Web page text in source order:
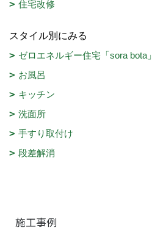
住宅改修
スタイル別にみる
ゼロエネルギー住宅「sora bota」
お風呂
キッチン
洗面所
手すり取付け
段差解消
施工事例